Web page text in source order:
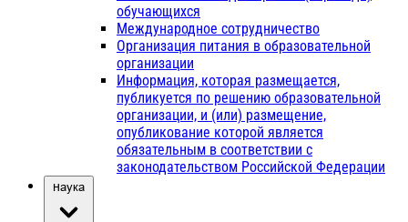
обучающихся
Международное сотрудничество
Организация питания в образовательной
организации
Информация, которая размещается,
публикуется по решению образовательной
организации, и (или) размещение,
опубликование которой является
обязательным в соответствии с
законодательством Российской Федерации
Наука